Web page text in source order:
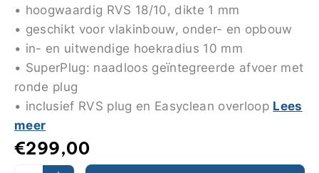
• hoogwaardig RVS 18/10, dikte 1 mm
• geschikt voor vlakinbouw, onder- en opbouw
• in- en uitwendige hoekradius 10 mm
• SuperPlug: naadloos geïntegreerde afvoer met
ronde plug
• inclusief RVS plug en Easyclean overloop Lees
meer
€299,00